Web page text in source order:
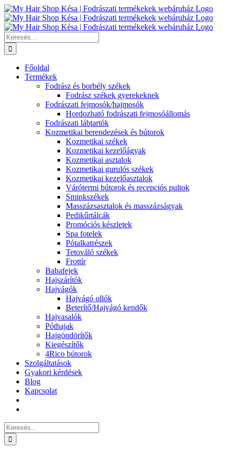
Kihagyás
Keresés...
Főoldal
Termékek
Fodrász és borbély székek
Fodrász székek gyerekeknek
Fodrászati fejmosók/hajmosók
Hordozható fodrászati fejmosóállomás
Fodrászati lábtartók
Kozmetikai berendezések és bútorok
Kozmetikai székek
Kozmetikai kezelőágyak
Kozmetikai asztalok
Kozmetikai gurulós székek
Kozmetikai kezelőasztalok
Várótermi bútorok és recepciós pultok
Sminkszékek
Masszázsasztalok és masszázságyak
Pedikűrtálcák
Promóciós készletek
Spa fotelek
Pótalkatrészek
Tetováló székek
Frottír
Babafejek
Hajszárítók
Hajvágók
Hajvágó ollók
Beterítő/Hajvágó kendők
Hajvasalók
Póthajak
Hajgöndörítők
Kiegészítők
4Rico bútorok
Szolgáltatások
Gyakori kérdések
Blog
Kapcsolat
Keresés...